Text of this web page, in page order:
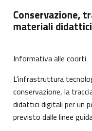
Conservazione,
materiali
Informativa alle coorti
L’infrastruttura
conservazione, la
didattici digitali per un
previsto dalle linee